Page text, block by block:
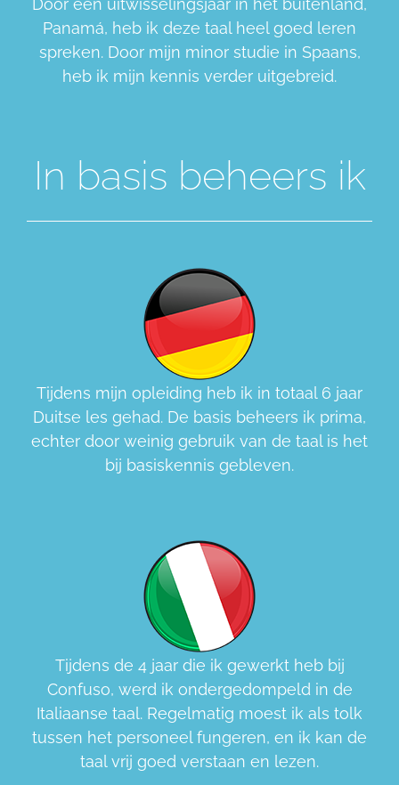
Door een uitwisselingsjaar in het buitenland,
Panamá, heb ik deze taal heel goed leren
spreken. Door mijn minor studie in Spaans,
heb ik mijn kennis verder uitgebreid.
In basis beheers ik
Tijdens mijn opleiding heb ik in totaal 6 jaar
Duitse les gehad. De basis beheers ik prima,
echter door weinig gebruik van de taal is het
bij basiskennis gebleven.
Tijdens de 4 jaar die ik gewerkt heb bij
Confuso, werd ik ondergedompeld in de
Italiaanse taal. Regelmatig moest ik als tolk
tussen het personeel fungeren, en ik kan de
taal vrij goed verstaan en lezen.